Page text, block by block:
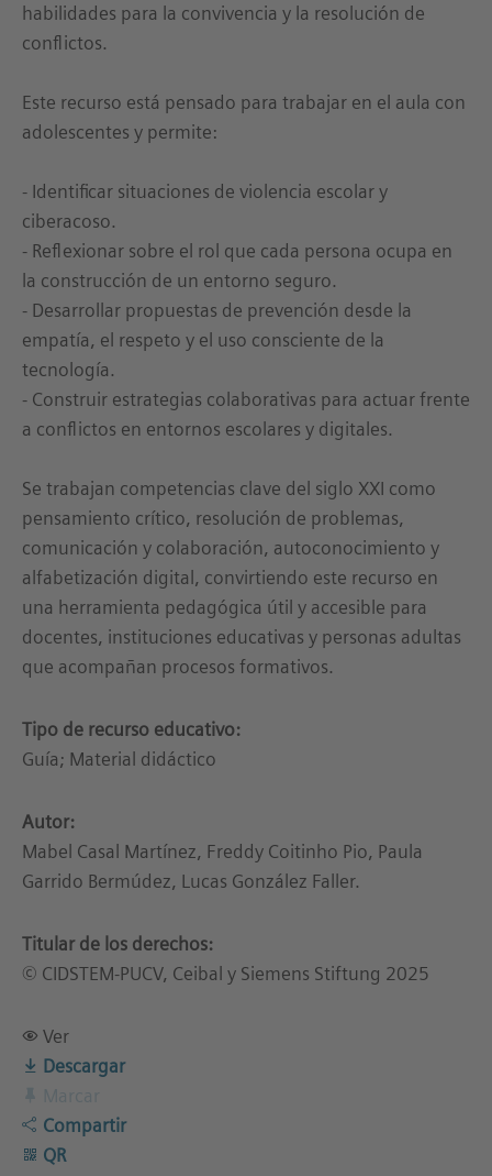
habilidades para la convivencia y la resolución de
conflictos.
Este recurso está pensado para trabajar en el aula con
adolescentes y permite:
- Identificar situaciones de violencia escolar y
ciberacoso.
- Reflexionar sobre el rol que cada persona ocupa en
la construcción de un entorno seguro.
- Desarrollar propuestas de prevención desde la
empatía, el respeto y el uso consciente de la
tecnología.
- Construir estrategias colaborativas para actuar frente
a conflictos en entornos escolares y digitales.
Se trabajan competencias clave del siglo XXI como
pensamiento crítico, resolución de problemas,
comunicación y colaboración, autoconocimiento y
alfabetización digital, convirtiendo este recurso en
una herramienta pedagógica útil y accesible para
docentes, instituciones educativas y personas adultas
que acompañan procesos formativos.
Tipo de recurso educativo:
Guía; Material didáctico
Autor:
Mabel Casal Martínez, Freddy Coitinho Pio, Paula
Garrido Bermúdez, Lucas González Faller.
Titular de los derechos:
© CIDSTEM-PUCV, Ceibal y Siemens Stiftung 2025
Ver
Descargar
Compartir
QR